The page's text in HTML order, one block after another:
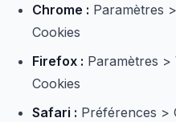
Chrome : Paramètres
Cookies
Firefox : Paramètres >
Cookies
Safari : Préférences >